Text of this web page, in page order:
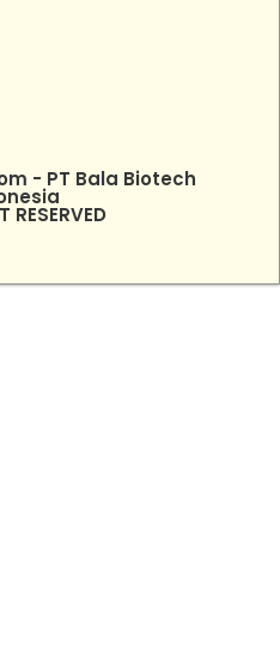
- PT Bala Biotech
RESERVED